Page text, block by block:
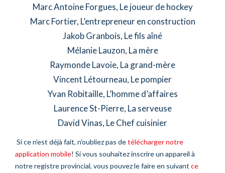
Marc Antoine Forgues, Le joueur de hockey
Marc Fortier, L’entrepreneur en construction
Jakob Granbois, Le fils aîné
Mélanie Lauzon, La mère
Raymonde Lavoie, La grand-mère
Vincent Létourneau, Le pompier
Yvan Robitaille, L’homme d’affaires
Laurence St-Pierre, La serveuse
David Vinas, Le Chef cuisinier
Si ce n'est déjà fait, n'oubliez pas detélécharger notre
application mobile! Si vous souhaitez inscrire un appareil à
notre registre provincial, vous pouvez le faire en suivant ce